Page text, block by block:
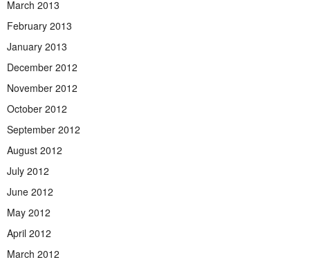
March 2013
February 2013
January 2013
December 2012
November 2012
October 2012
September 2012
August 2012
July 2012
June 2012
May 2012
April 2012
March 2012